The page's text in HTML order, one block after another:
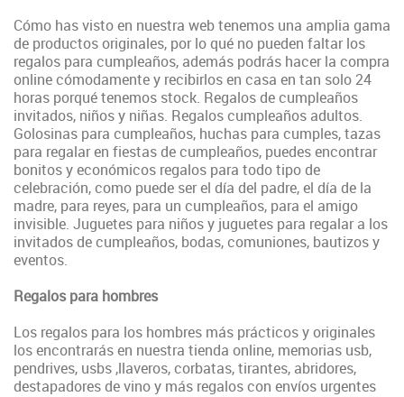
Cómo has visto en nuestra web tenemos una amplia gama
de productos originales, por lo qué no pueden faltar los
regalos para cumpleaños, además podrás hacer la compra
online cómodamente y recibirlos en casa en tan solo 24
horas porqué tenemos stock. Regalos de cumpleaños
invitados, niños y niñas. Regalos cumpleaños adultos.
Golosinas para cumpleaños, huchas para cumples, tazas
para regalar en fiestas de cumpleaños, puedesencontrar
bonitos y económicos regalos para todo tipo de
celebración, como puede ser el día del padre, el día de la
madre, para reyes, para un cumpleaños, para el amigo
invisible. Juguetes para niños y juguetes para regalar a los
invitados de cumpleaños, bodas, comuniones, bautizos y
eventos.
Regalos para hombres
Los regalos para los hombres más prácticos y originales
los encontrarás en nuestra tienda online, memorias usb,
pendrives, usbs ,llaveros, corbatas, tirantes, abridores,
destapadores de vino y más regalos con envíos urgentes